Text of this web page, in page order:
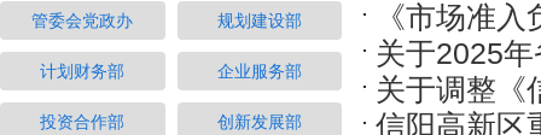
管委会党政办 规划建设部
计划财务部 企业服务部
投资合作部 创新发展部
《市场准
摘录）
关于2025
关于调整《
信阳高新区